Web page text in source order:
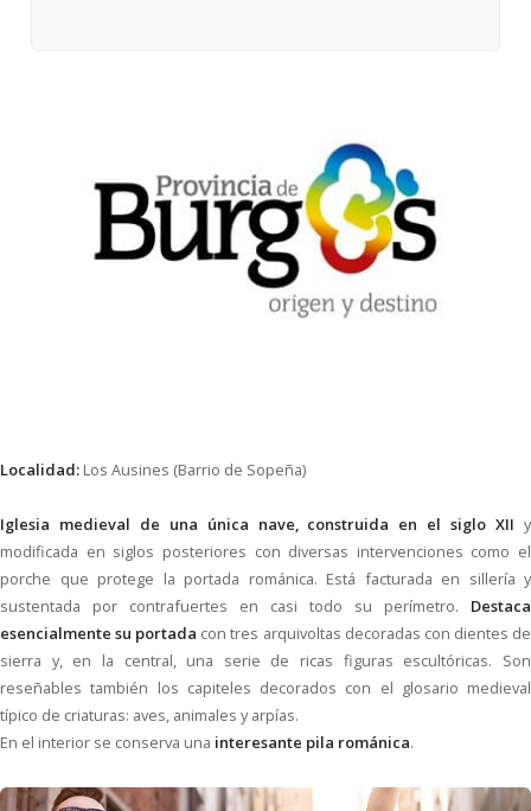
Localidad: Los Ausines (Barrio de Sopeña)
Iglesia medieval de una única nave, construida en el siglo XII y
modificada en siglos posteriores con diversas intervenciones como el
porche que protege la portada románica. Está facturada en sillería y
sustentada por contrafuertes en casi todo su perímetro. Destaca
esencialmente su portada con tres arquivoltas decoradas con dientes de
sierra y, en la central, una serie de ricas figuras escultóricas. Son
reseñables también los capiteles decorados con el glosario medieval
típico de criaturas: aves, animales y arpías.
En el interior se conserva una interesante pila románica.